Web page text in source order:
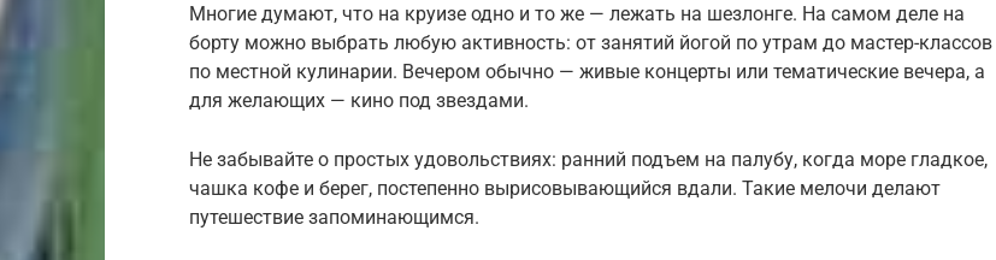
Многие думают, что на круизе одно и то же — лежать на шезлонге. На самом деле на
борту можно выбрать любую активность: от занятий йогой по утрам до мастер-классов
по местной кулинарии. Вечером обычно — живые концерты или тематические вечера, а
для желающих — кино под звездами.
Не забывайте о простых удовольствиях: ранний подъем на палубу, когда море гладкое,
чашка кофе и берег, постепенно вырисовывающийся вдали. Такие мелочи делают
путешествие запоминающимся.